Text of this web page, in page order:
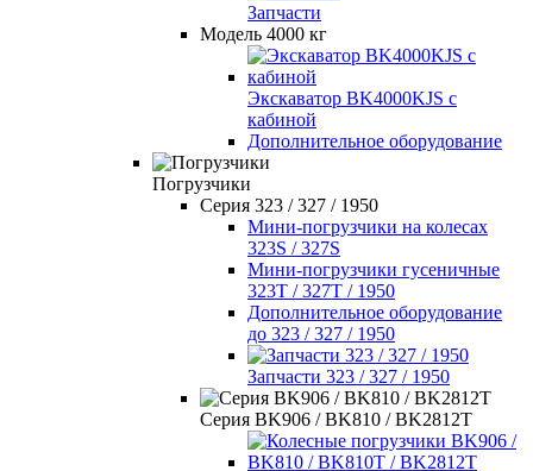
Запчасти
Модель 4000 кг
Экскаватор BK4000KJS с
кабиной
Дополнительное оборудование
Погрузчики
Серия 323 / 327 / 1950
Мини-погрузчики на колесах
323S / 327S
Мини-погрузчики гусеничные
323T / 327T / 1950
Дополнительное оборудование
до 323 / 327 / 1950
Запчасти 323 / 327 / 1950
Серия BK906 / BK810 / BK2812T